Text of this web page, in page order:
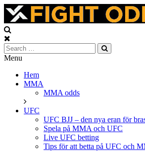
Skip
content
Fightodds
UFC
MMA
tips,
bonusar
Menu
Hem
MMA
MMA odds
UFC
UFC BJJ – den nya eran för
Spela på MMA och UFC
Live UFC betting
Tips för att betta på UFC och